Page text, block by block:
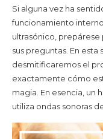
Si alguna vez ha
funcionamiento
ultrasónico, prepárese
sus preguntas. En esta
desmitificaremos el
exactamente cómo
magia. En esencia, un
utiliza ondas sonoras